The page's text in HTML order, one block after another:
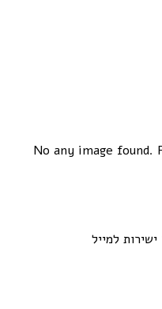
No any image
למייל